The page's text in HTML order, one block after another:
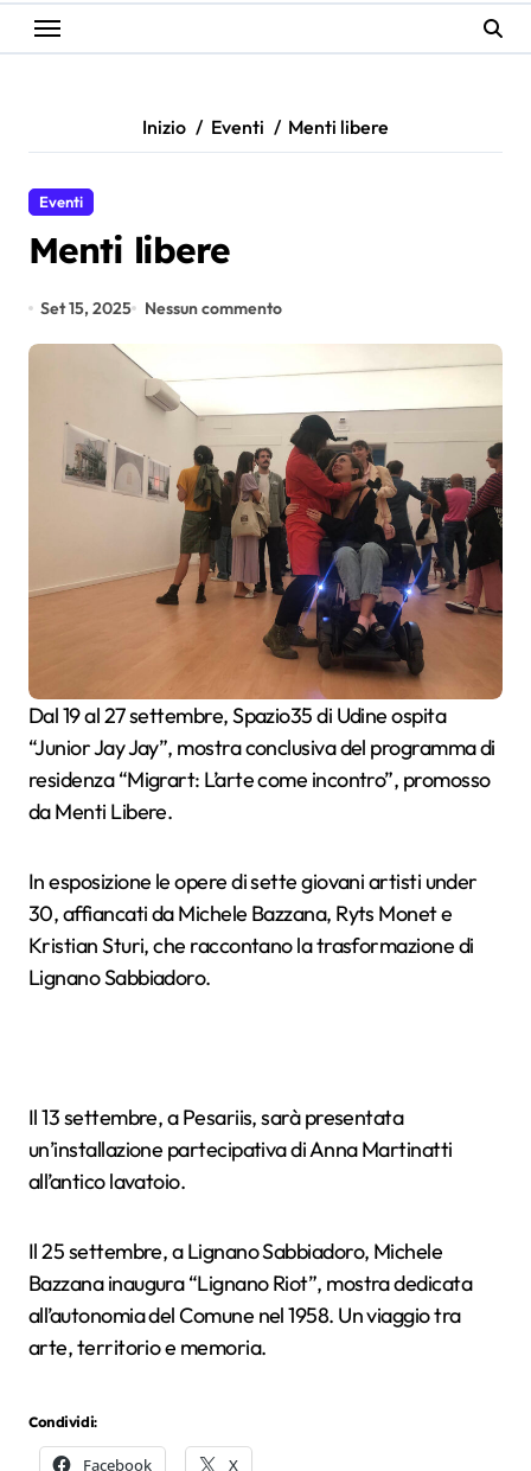
Inizio Eventi Menti libere
Eventi
Menti libere
Set 15, 2025 Nessun commento
Dal 19 al 27 settembre, Spazio35 di Udine ospita
“Junior Jay Jay”, mostra conclusiva del programma di
residenza “Migrart: L’arte come incontro”, promosso
da Menti Libere.
In esposizione le opere di sette giovani artisti under
30, affiancati da Michele Bazzana, Ryts Monet e
Kristian Sturi, che raccontano la trasformazione di
Lignano Sabbiadoro.
Il 13 settembre, a Pesariis, sarà presentata
un’installazione partecipativa di Anna Martinatti
all’antico lavatoio.
Il 25 settembre, a Lignano Sabbiadoro, Michele
Bazzana inaugura “Lignano Riot”, mostra dedicata
all’autonomia del Comune nel 1958. Un viaggio tra
arte, territorio e memoria.
Condividi:
Facebook X